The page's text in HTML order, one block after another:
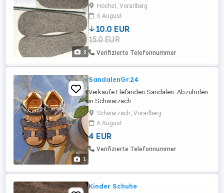
3
Höchst, Vorarlberg
6 August
10.0 EUR
15.0 EUR
Verifizierte Telefonnummer
1
SandalenGr.24
Verkaufe Elefanden Sandalen. Abzuholen
in Schwarzach.
Schwarzach, Vorarlberg
6 August
4 EUR
Verifizierte Telefonnummer
Kinder Schuhe